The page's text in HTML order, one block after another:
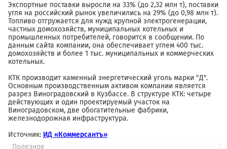
Экспортные поставки выросли на 33% (до 2,32 млн т), поставки
угля на российский рынок увеличились на 29% (до 0,98 млн т).
Топливо отгружается для нужд крупной электрогенерации,
частных домохозяйств, муниципальных котельных и
промышленных потребителей, говорится в сообщении. По
данным сайта компании, она обеспечивает углем 400 тыс.
домохозяйств и более 1 тыс. муниципальных и коммерческих
котельных.
КТК производит каменный энергетический уголь марки "Д".
Основным производственным активом компании является
разрез Виноградовский в Кузбассе. В структуре КТК: четыре
действующих и один проектируемый участок на
Виноградовском, две обогатительные фабрики,
железнодорожная инфраструктура.
Источник: ИД «Коммерсантъ»
Полезное